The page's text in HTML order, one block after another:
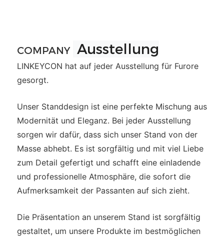
COMPANY Ausstellung
LINKEYCON hat auf jeder Ausstellung für Furore
gesorgt.
Unser Standdesign ist eine perfekte Mischung aus
Modernität und Eleganz. Bei jeder Ausstellung
sorgen wir dafür, dass sich unser Stand von der
Masse abhebt. Es ist sorgfältig und mit viel Liebe
zum Detail gefertigt und schafft eine einladende
und professionelle Atmosphäre, die sofort die
Aufmerksamkeit der Passanten auf sich zieht.
Die Präsentation an unserem Stand ist sorgfältig
gestaltet, um unsere Produkte im bestmöglichen